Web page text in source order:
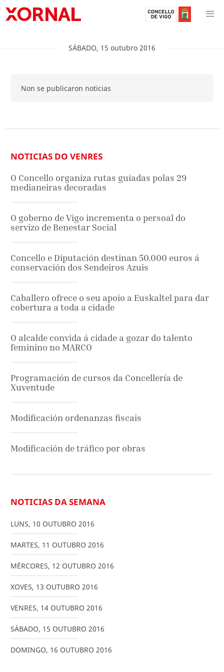
SÁBADO, 15 outubro 2016
Non se publicaron noticias
NOTICIAS DO VENRES
O Concello organiza rutas guiadas polas 29
medianeiras decoradas
O goberno de Vigo incrementa o persoal do
servizo de Benestar Social
Concello e Diputación destinan 50.000 euros á
conservación dos Sendeiros Azuis
Caballero ofrece o seu apoio a Euskaltel para dar
cobertura a toda a cidade
O alcalde convida á cidade a gozar do talento
feminino no MARCO
Programación de cursos da Concellería de
Xuventude
Modificación ordenanzas fiscais
Modificación de tráfico por obras
NOTICIAS DA SEMANA
LUNS, 10 OUTUBRO 2016
MARTES, 11 OUTUBRO 2016
MÉRCORES, 12 OUTUBRO 2016
XOVES, 13 OUTUBRO 2016
VENRES, 14 OUTUBRO 2016
SÁBADO, 15 OUTUBRO 2016
DOMINGO, 16 OUTUBRO 2016